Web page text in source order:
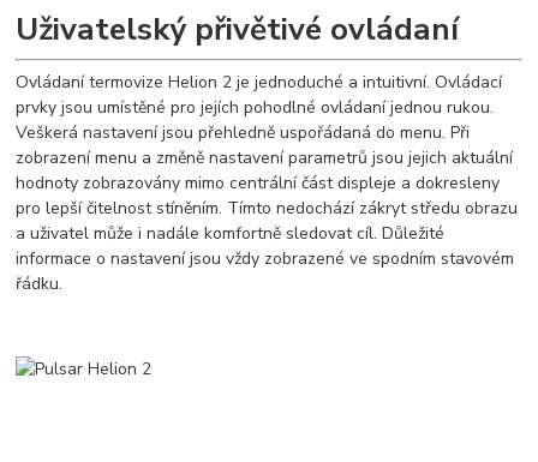
Uživatelský přivětivé ovládaní
Ovládaní termovize Helion 2 je jednoduché a intuitivní. Ovládací
prvky jsou umístěné pro jejích pohodlné ovládaní jednou rukou.
Veškerá nastavení jsou přehledně uspořádaná do menu. Při
zobrazení menu a změně nastavení parametrů jsou jejich aktuální
hodnoty zobrazovány mimo centrální část displeje a dokresleny
pro lepší čitelnost stíněním. Tímto nedochází zákryt středu obrazu
a uživatel může i nadále komfortně sledovat cíl. Důležité
informace o nastavení jsou vždy zobrazené ve spodním stavovém
řádku.